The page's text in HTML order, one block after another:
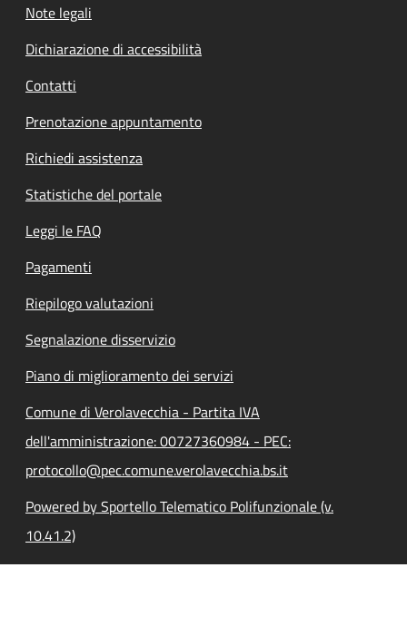
Note legali
Dichiarazione di accessibilità
Contatti
Prenotazione appuntamento
Richiedi assistenza
Statistiche del portale
Leggi le FAQ
Pagamenti
Riepilogo valutazioni
Segnalazione disservizio
Piano di miglioramento dei servizi
Comune di Verolavecchia - Partita IVA
dell'amministrazione: 00727360984 - PEC:
protocollo@pec.comune.verolavecchia.bs.it
Powered by Sportello Telematico Polifunzionale (v.
10.41.2)